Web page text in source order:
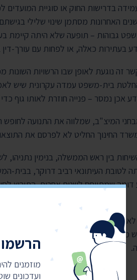
מוזמנים
ועדכונים
בדרישות החוק או סוגיית
האחרונות מסתמן שינוי שלילי
גבוהות – תופעה שלא היתה קיימת
בעתירות כאלה, או לפחות עם עורך-
זה נוגעת לאופן שבו הרשויות
בית-משפט עמדה עקרונית שיש
אכן נמסר – פנייה חוזרת לאותו גוף
המיצ"ב, שמלווה את התנועה
החינוך החליט לא לפרסם את
בין ראש הממשלה, בנימין נתניהו,
לטובת העיתונאי רביב דרוקר, בבית-
דומה שמתייחס לשנים אחרות. התירוץ
רוצה לחשוף מידע שבעבר כבר אולצה
מידע, רשויות המדינה אינן מתייחסות